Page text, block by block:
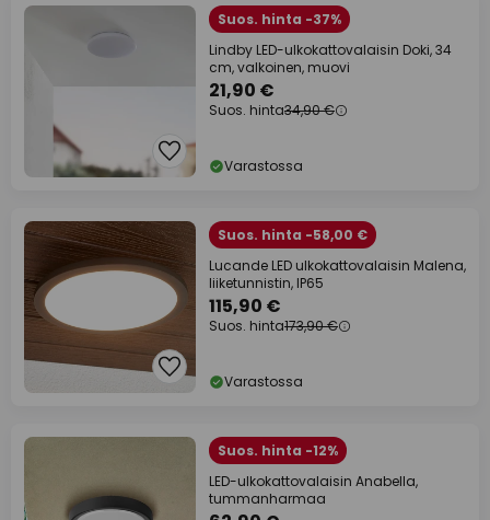
Suos. hinta -37%
Lindby LED-ulkokattovalaisin Doki, 34
cm, valkoinen, muovi
21,90 €
Suos. hinta34,90 €
Varastossa
Suos. hinta -58,00 €
Lucande LED ulkokattovalaisin Malena,
liiketunnistin, IP65
115,90 €
Suos. hinta173,90 €
Varastossa
Suos. hinta -12%
LED-ulkokattovalaisin Anabella,
tummanharmaa